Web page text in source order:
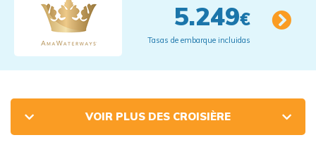
5.249€
Tasas de embarque incluidas
VOIR PLUS DES CROISIÈRE